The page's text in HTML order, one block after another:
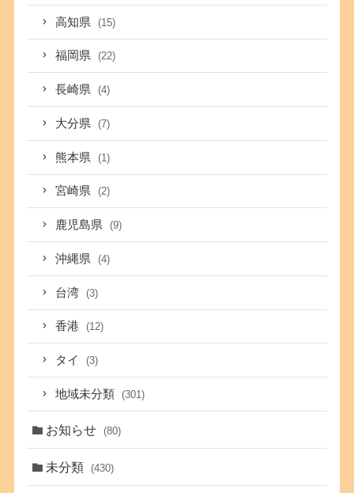
高知県 (15)
福岡県 (22)
長崎県 (4)
大分県 (7)
熊本県 (1)
宮崎県 (2)
鹿児島県 (9)
沖縄県 (4)
台湾 (3)
香港 (12)
タイ (3)
地域未分類 (301)
お知らせ (80)
未分類 (430)